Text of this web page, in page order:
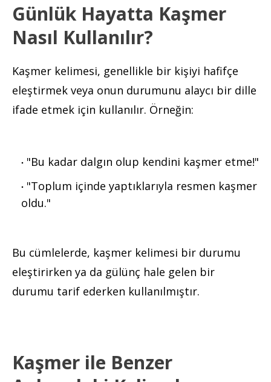
Günlük Hayatta Kaşmer
Nasıl Kullanılır?
Kaşmer kelimesi, genellikle bir kişiyi hafifçe
eleştirmek veya onun durumunu alaycı bir dille
ifade etmek için kullanılır. Örneğin:
"Bu kadar dalgın olup kendini kaşmer etme!"
"Toplum içinde yaptıklarıyla resmen kaşmer
oldu."
Bu cümlelerde, kaşmer kelimesi bir durumu
eleştirirken ya da gülünç hale gelen bir
durumu tarif ederken kullanılmıştır.
Kaşmer ile Benzer